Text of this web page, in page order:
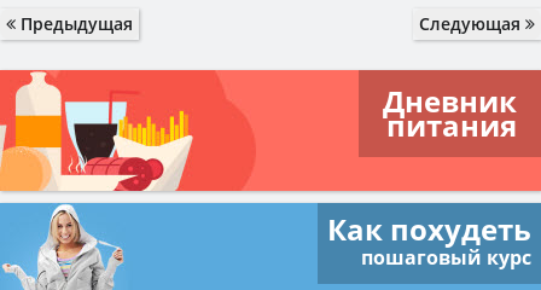
Предыдущая Следующая
Дневник
питания
Как похудеть
пошаговый курс